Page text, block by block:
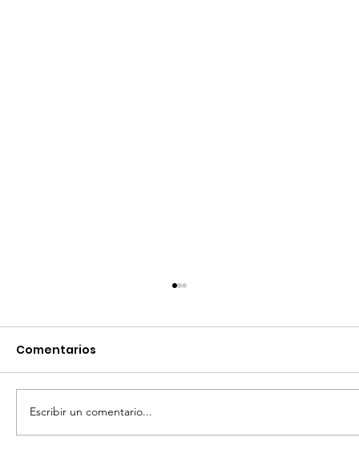
Comentarios
Escribir un comentario...